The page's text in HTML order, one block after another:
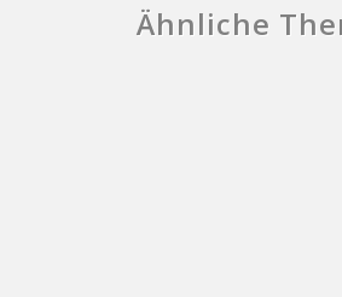
Ähnliche